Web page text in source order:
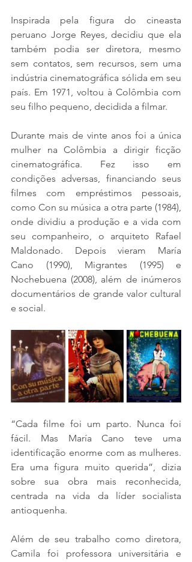
Inspirada pela figura do cineasta
peruano Jorge Reyes, decidiu que ela
também podia ser diretora, mesmo
sem contatos, sem recursos, sem uma
indústria cinematográfica sólida em seu
país. Em 1971, voltou à Colômbia com
seu filho pequeno, decidida a filmar.
Durante mais de vinte anos foi a única
mulher na Colômbia a dirigir ficção
cinematográfica. Fez isso em
condições adversas, financiando seus
filmes com empréstimos pessoais,
como Con su música a otra parte (1984),
onde dividiu a produção e a vida com
seu companheiro, o arquiteto Rafael
Maldonado. Depois vieram María
Cano (1990), Migrantes (1995) e
Nochebuena (2008), além de inúmeros
documentários de grande valor cultural
e social.
“Cada filme foi um parto. Nunca foi
fácil. Mas María Cano teve uma
identificação enorme com as mulheres.
Era uma figura muito querida”, dizia
sobre sua obra mais reconhecida,
centrada na vida da líder socialista
antioquenha.
Além de seu trabalho como diretora,
Camila foi professora universitária e